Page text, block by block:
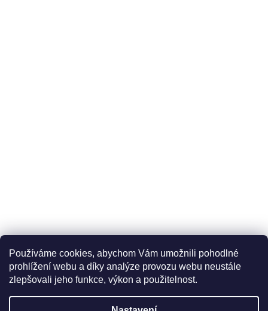
Používáme cookies, abychom Vám umožnili pohodlné
prohlížení webu a díky analýze provozu webu neustále
zlepšovali jeho funkce, výkon a použitelnost.